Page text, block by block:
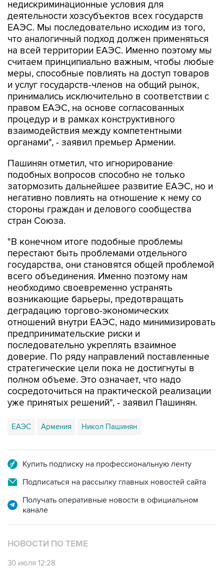
недискриминационные условия для
деятельности хозсубъектов всех государств
ЕАЭС. Мы последовательно исходим из того,
что аналогичный подход должен применяться
на всей территории ЕАЭС. Именно поэтому мы
считаем принципиально важным, чтобы любые
меры, способные повлиять на доступ товаров
и услуг государств-членов на общий рынок,
принимались исключительно в соответствии с
правом ЕАЭС, на основе согласованных
процедур и в рамках конструктивного
взаимодействия между компетентными
органами", - заявил премьер Армении.
Пашинян отметил, что игнорирование
подобных вопросов способно не только
затормозить дальнейшее развитие ЕАЭС, но и
негативно повлиять на отношение к нему со
стороны граждан и делового сообщества
стран Союза.
"В конечном итоге подобные проблемы
перестают быть проблемами отдельного
государства, они становятся общей проблемой
всего объединения. Именно поэтому нам
необходимо своевременно устранять
возникающие барьеры, предотвращать
деградацию торгово-экономических
отношений внутри ЕАЭС, надо минимизировать
предпринимательские риски и
последовательно укреплять взаимное
доверие. По ряду направлений поставленные
стратегические цели пока не достигнуты в
полном объеме. Это означает, что надо
сосредоточиться на практической реализации
уже принятых решений", - заявил Пашинян.
ЕАЭС Армения Никол Пашинян
Купить подписку на профессиональную ленту
Подписаться на рассылку главных новостей сайта
Получать оперативные новости в официальном
канале
НОВОСТИ ПО ТЕМЕ
30 июля 12:28